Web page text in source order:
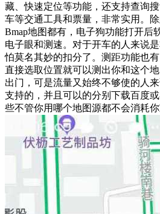
藏、快速定位等功能，还支持查询
车等交通工具和票量，非常实用。
Bmap地图都有，电子狗功能打开后
电子眼和测速。对于开车的人来说
怕莫名其妙的扣分了。测距功能也
直接选取位置就可以测出你和这个
出门，可是流量又始终不够使的人
支持的，并且可以的分别下载百度
些不管你用哪个地图源都不会消耗